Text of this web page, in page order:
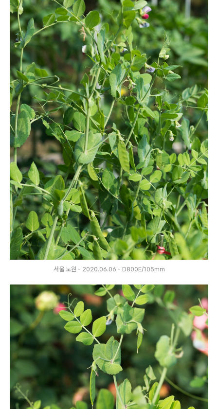
서울 노원 - 2020.06.06 - D800E/105mm